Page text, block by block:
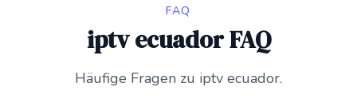
FAQ
iptv ecuador FAQ
Häufige Fragen zu iptv ecuador.